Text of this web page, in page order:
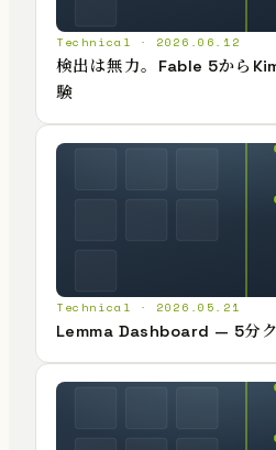
Technical · 2026.06.12
検出は無力。Fable 5から
験
Technical · 2026.05.21
Lemma Dashboard — 5分